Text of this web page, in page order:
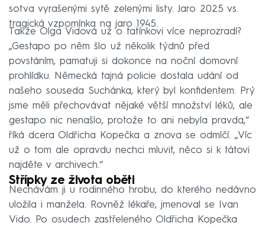
sotva vyrašenými sytě zelenými listy. Jaro 2025 vs.
tragická vzpomínka na jaro 1945.
Takže Olga Vidová už o tatínkovi více neprozradí?
„Gestapo po něm šlo už několik týdnů před
povstáním, pamatuji si dokonce na noční domovní
prohlídku. Německá tajná policie dostala udání od
našeho souseda Suchánka, který byl konfidentem. Prý
jsme měli přechovávat nějaké větší množství léků, ale
gestapo nic nenašlo, protože to ani nebyla pravda,“
říká dcera Oldřicha Kopečka a znova se odmlčí. „Víc
už o tom ale opravdu nechci mluvit, něco si k tátovi
najděte v archivech.“
Střípky ze života oběti
Nechávám ji u rodinného hrobu, do kterého nedávno
uložila i manžela. Rovněž lékaře, jmenoval se Ivan
Vido. Po osudech zastřeleného Oldřicha Kopečka